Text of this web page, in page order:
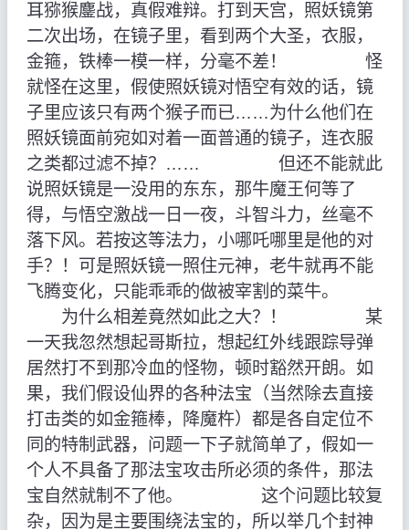
耳猕猴鏖战，真假难辩。打到天宫，照妖镜第
二次出场，在镜子里，看到两个大圣，衣服，
金箍，铁棒一模一样，分毫不差！ 怪
就怪在这里，假使照妖镜对悟空有效的话，镜
子里应该只有两个猴子而已……为什么他们在
照妖镜面前宛如对着一面普通的镜子，连衣服
之类都过滤不掉？…… 但还不能就此
说照妖镜是一没用的东东，那牛魔王何等了
得，与悟空激战一日一夜，斗智斗力，丝毫不
落下风。若按这等法力，小哪吒哪里是他的对
手？！可是照妖镜一照住元神，老牛就再不能
飞腾变化，只能乖乖的做被宰割的菜牛。
为什么相差竟然如此之大？！ 某
一天我忽然想起哥斯拉，想起红外线跟踪导弹
居然打不到那冷血的怪物，顿时豁然开朗。如
果，我们假设仙界的各种法宝（当然除去直接
打击类的如金箍棒，降魔杵）都是各自定位不
同的特制武器，问题一下子就简单了，假如一
个人不具备了那法宝攻击所必须的条件，那法
宝自然就制不了他。 这个问题比较复
杂，因为是主要围绕法宝的，所以举几个封神